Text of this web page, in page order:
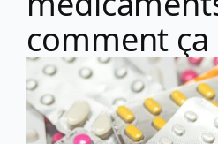
comment ça